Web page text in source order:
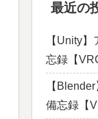
最近の
【Unity
忘録【
【
備忘録【